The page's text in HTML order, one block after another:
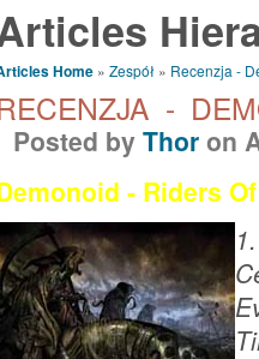
Home » Zespół » Recenzja -
-
Posted by Thor on
- Riders